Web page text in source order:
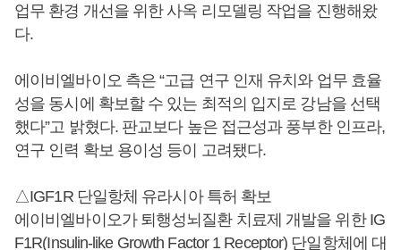
업무 환경 개선을 위한 사옥 리모델링 작업을 진행해왔
다.
에이비엘바이오 측은 “고급 연구 인재 유치와 업무 효율
성을 동시에 확보할 수 있는 최적의 입지로 강남을 선택
했다”고 밝혔다. 판교보다 높은 접근성과 풍부한 인프라,
연구 인력 확보 용이성 등이 고려됐다.
△IGF1R 단일항체 유라시아 특허 확보
에이비엘바이오가 퇴행성뇌질환 치료제 개발을 위한 IG
F1R(Insulin-like Growth Factor 1 Receptor) 단일항체에 대